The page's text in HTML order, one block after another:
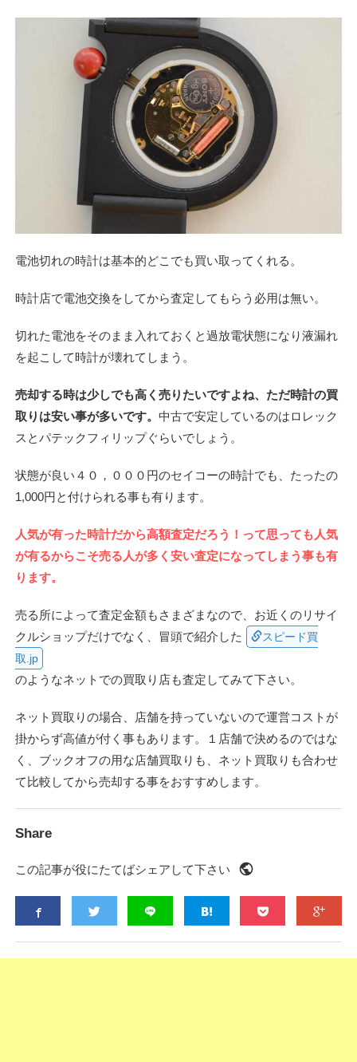
電池切れの時計は基本的どこでも買い取ってくれる。
時計店で電池交換をしてから査定してもらう必用は無い。
切れた電池をそのまま入れておくと過放電状態になり液漏れ
を起こして時計が壊れてしまう。
売却する時は少しでも高く売りたいですよね、ただ時計の買
取りは安い事が多いです。 中古で安定しているのはロレック
スとパテックフィリップぐらいでしょう。
状態が良い４０，０００円のセイコーの時計でも、たったの
1,000円と付けられる事も有ります。
人気が有った時計だから高額査定だろう！って思っても人気
が有るからこそ売る人が多く安い査定になってしまう事も有
ります。
売る所によって査定金額もさまざまなので、お近くのリサイ
クルショップだけでなく、冒頭で紹介した
スピード買
取.jp
のようなネットでの買取り店も査定してみて下さい。
ネット買取りの場合、店舗を持っていないので運営コストが
掛からず高値が付く事もあります。１店舗で決めるのではな
く、ブックオフの用な店舗買取りも、ネット買取りも合わせ
て比較してから売却する事をおすすめします。
Share
この記事が役にたてばシェアして下さい public